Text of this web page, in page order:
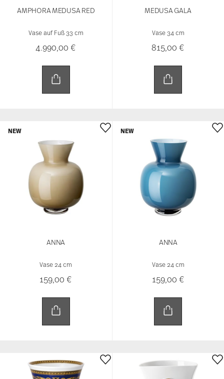
AMPHORA MEDUSA RED
Vase auf Fuß 33 cm
4.990,00 €
MEDUSA GALA
Vase 34 cm
815,00 €
ANNA
Vase 24 cm
159,00 €
NEW
ANNA
Vase 24 cm
159,00 €
NEW